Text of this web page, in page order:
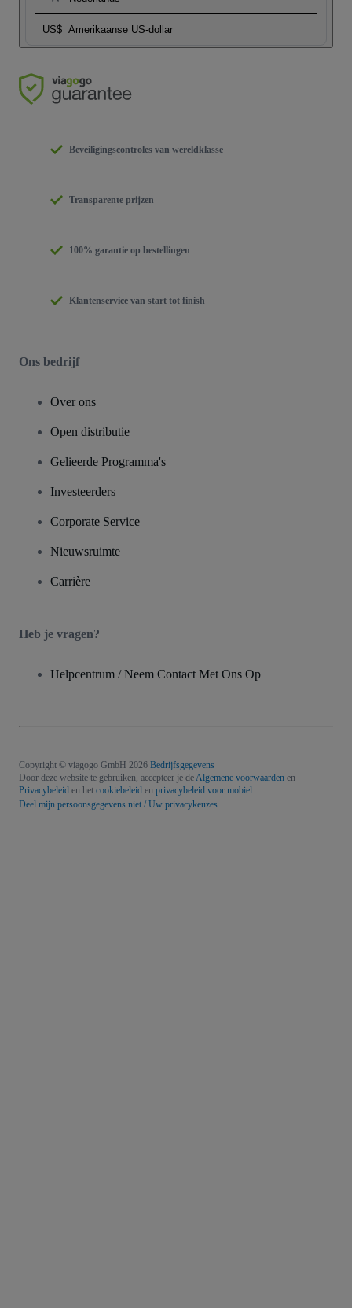
US$ Amerikaanse US-dollar
Beveiligingscontroles van wereldklasse
Transparente prijzen
100% garantie op bestellingen
Klantenservice van start tot finish
Ons bedrijf
Over ons
Open distributie
Gelieerde Programma's
Investeerders
Corporate Service
Nieuwsruimte
Carrière
Heb je vragen?
Helpcentrum / Neem Contact Met Ons Op
Copyright © viagogo GmbH 2026 Bedrijfsgegevens
Door deze website te gebruiken, accepteer je de Algemene voorwaarden en
Privacybeleid en het cookiebeleid en privacybeleid voor mobiel
Deel mijn persoonsgegevens niet / Uw privacykeuzes